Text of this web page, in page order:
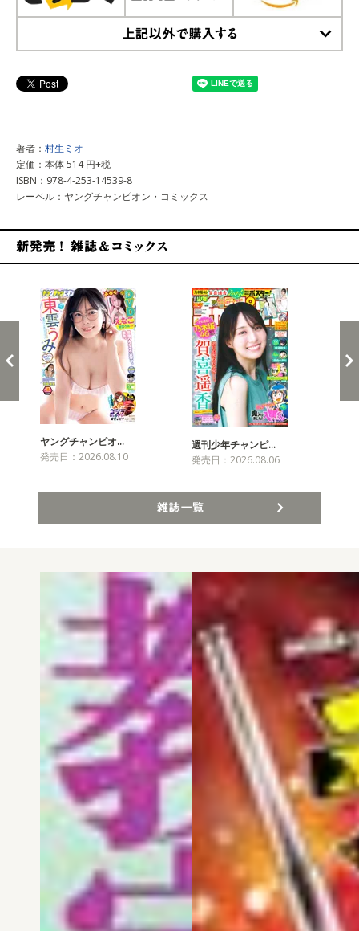
著者： 村生ミオ
定価：本体 514 円+税
ISBN：978-4-253-14539-8
レーベル：ヤングチャンピオン・コミックス
ヤングチャンピオ…
発売日：2026.08.10
週刊少年チャンピ…
発売日：2026.08.06